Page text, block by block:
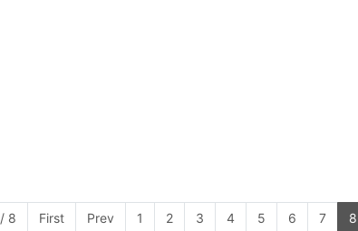
8 First Prev 1 2 3 4 5 6 7 8